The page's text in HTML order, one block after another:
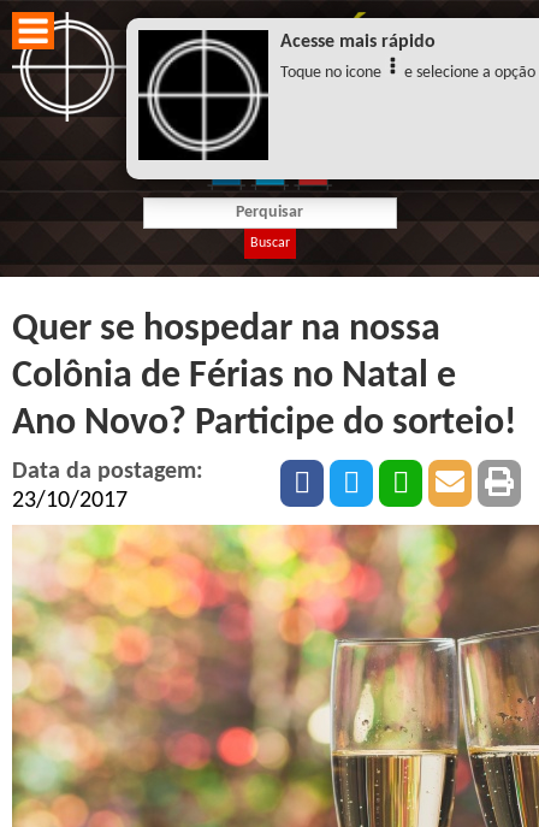
Buscar
Quer se hospedar na nossa
Colônia de Férias no Natal e
Ano Novo? Participe do sorteio!
Data da postagem:
23/10/2017
Acesse mais rápido
Toque no icone e selecione a